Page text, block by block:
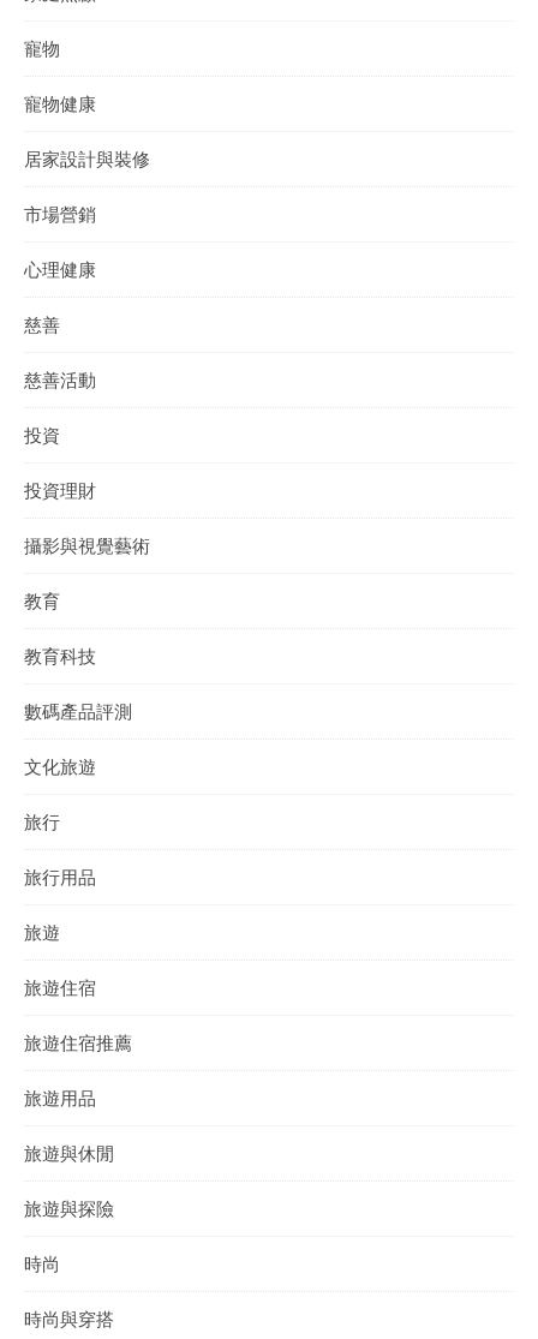
寵物
寵物健康
居家設計與裝修
市場營銷
心理健康
慈善
慈善活動
投資
投資理財
攝影與視覺藝術
教育
教育科技
數碼產品評測
文化旅遊
旅行
旅行用品
旅遊
旅遊住宿
旅遊住宿推薦
旅遊用品
旅遊與休閒
旅遊與探險
時尚
時尚與穿搭